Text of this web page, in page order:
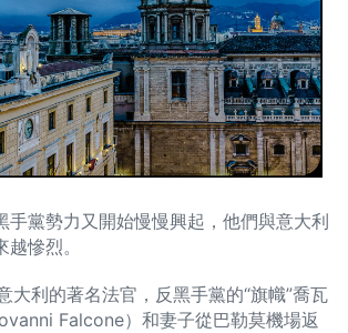
手黨勢力又開始慢慢興起，他們與意大利
慘烈。
大利的著名法官，反黑手黨的“旗幟”喬瓦
Falcone）和妻子從巴勒莫機場返